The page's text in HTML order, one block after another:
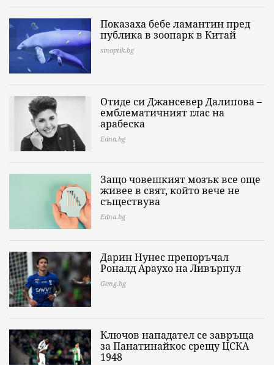
Показаха бебе ламантин пред
публика в зоопарк в Китай
sinoptik.bg
Отиде си Джансевер Далипова –
емблематичният глас на
арабеска
Edna.bg
Защо човешкият мозък все още
живее в свят, който вече не
съществува
Edna.bg
Дарин Нунес препоръчал
Роналд Араухо на Ливърпул
Gong.bg
Ключов нападател се завръща
за Панатинайкос срещу ЦСКА
1948